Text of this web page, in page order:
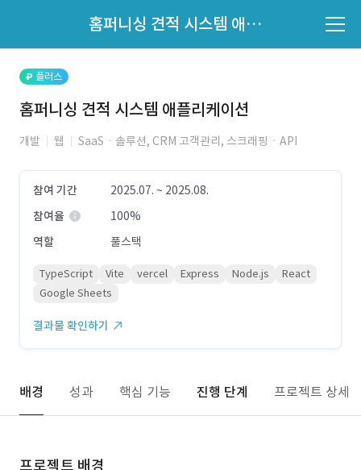
홈퍼니싱 견적 시스템 애플리케이션
지원자 목록 바로가기
플러스
홈퍼니싱 견적 시스템 애플리케이션
개발 웹 SaaSㆍ솔루션, CRM 고객관리, 스크래핑ㆍAPI
참여 기간
2025.07. ~ 2025.08.
참여율
100%
역할
풀스택
TypeScript Vite vercel Express Node.js
React
Google Sheets
결과물 확인하기
배경 성과 핵심 기능 진행 단계 프로젝트 상세
프로젝트 배경